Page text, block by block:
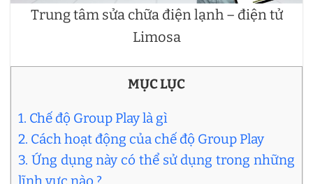
Trung tâm sửa chữa điện lạnh – điện tử
Limosa
MỤC LỤC
1. Chế độ Group Play là gì
2. Cách hoạt động của chế độ Group Play
3. Ứng dụng này có thể sử dụng trong những
lĩnh vực nào ?